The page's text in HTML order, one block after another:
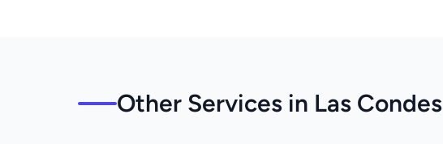
Other Services in Las Condes